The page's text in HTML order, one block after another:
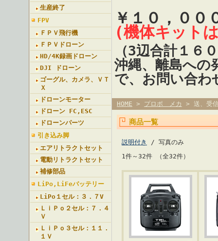
生産終了
FPV
ＦＰＶ飛行機
ＦＰＶドローン
HD/4K録画ドローン
DJI ドローン
ゴーグル、カメラ、ＶＴ
Ｘ
ドローンモーター
ドローン FC,ESC
ドローンパーツ
引き込み脚
エアリトラクトセット
電動リトラクトセット
補修部品
LiPo,LiFeバッテリー
LiPo１セル：３．７V
ＬｉＰｏ２セル：７．４
Ｖ
ＬｉＰｏ３セル：１１．
１Ｖ
￥１０，００
(機体キット
（3辺合計１６
沖縄、離島への
で、お問い合わ
HOME > プロポ メカ > 送、受
商品一覧
説明付き
/ 写真のみ
1件～32件 （全32件）